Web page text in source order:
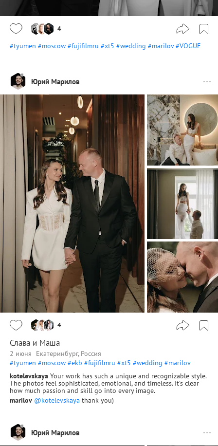
4
#tyumen #moscow #fujifilmru #xt5 #wedding #marilov #VOGUE
Юрий Марилов
4
Слава и Маша
2 июня
Екатеринбург, Россия
#tyumen #moscow #ekb #fujifilmru #xt5 #wedding #marilov
kotelevskaya Your work has such a unique and recognizable style.
The photos feel sophisticated, emotional, and timeless. It’s clear
how much passion and skill go into every image.
marilov @kotelevskaya thank you)
Юрий Марилов